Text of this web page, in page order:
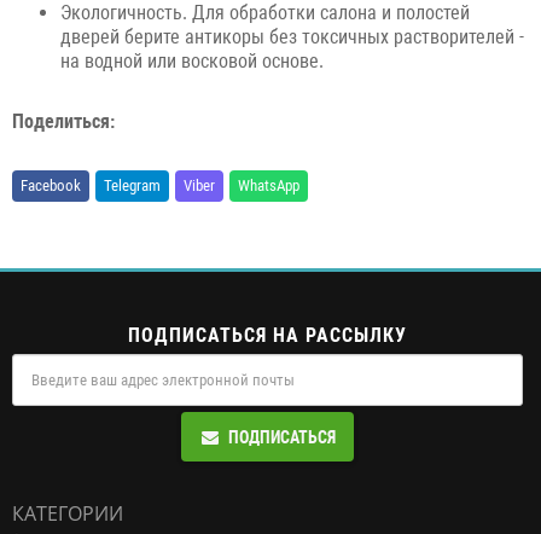
Экологичность. Для обработки салона и полостей
дверей берите антикоры без токсичных растворителей -
на водной или восковой основе.
Поделиться:
Facebook Telegram Viber WhatsApp
ПОДПИСАТЬСЯ НА РАССЫЛКУ
ПОДПИСАТЬСЯ
КАТЕГОРИИ